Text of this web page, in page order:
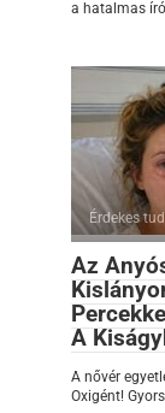
a hatalmas
Érdekes
Az
A
A nővér
Oxigént!